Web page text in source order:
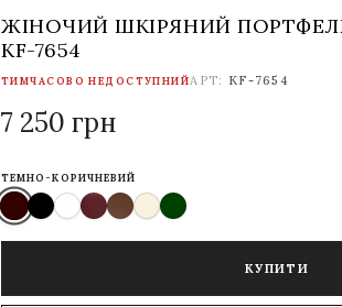
ЖІНОЧИЙ ШКІРЯНИЙ ПОРТФЕЛЬ
KF-7654
ТИМЧАСОВО НЕДОСТУПНИЙАРТ: KF-7654
7 250 грн
ТЕМНО-КОРИЧНЕВИЙ
КУПИТИ